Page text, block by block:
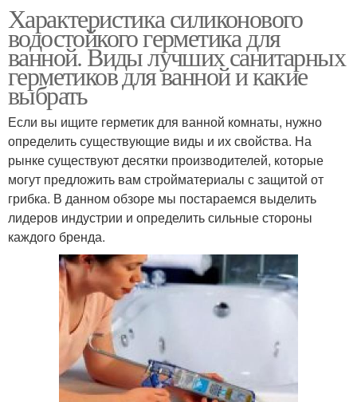
Характеристика силиконового
водостойкого герметика для
ванной. Виды лучших санитарных
герметиков для ванной и какие
выбрать
Если вы ищите герметик для ванной комнаты, нужно
определить существующие виды и их свойства. На
рынке существуют десятки производителей, которые
могут предложить вам стройматериалы с защитой от
грибка. В данном обзоре мы постараемся выделить
лидеров индустрии и определить сильные стороны
каждого бренда.